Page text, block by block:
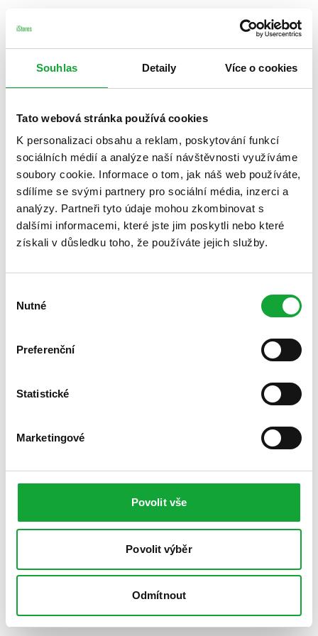
Souhlas Detaily Více o cookies
Tato webová stránka používá cookies
K personalizaci obsahu a reklam, poskytování funkcí
sociálních médií a analýze naší návštěvnosti využíváme
soubory cookie. Informace o tom, jak náš web používáte,
sdílíme se svými partnery pro sociální média, inzerci a
analýzy. Partneři tyto údaje mohou zkombinovat s
dalšími informacemi, které jste jim poskytli nebo které
získali v důsledku toho, že používáte jejich služby.
souhlasu
Nutné
Preferenční
Statistické
Marketingové
Povolit vše
Povolit výběr
Odmítnout